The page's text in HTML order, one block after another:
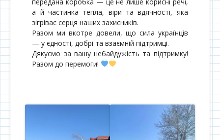
а й частинка тепла, віри та вдячності, яка
зігріває серця наших захисників.
Разом ми вкотре довели, що сила українців
— у єдності, добрі та взаємній підтримці.
Дякуємо за вашу небайдужість та підтримку!
Разом до перемоги!